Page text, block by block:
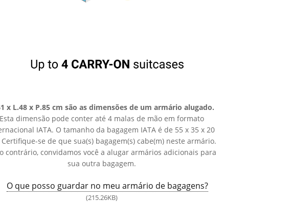
x L.48 x P.85 cm são as dimensões de um armário alugado.
Esta dimensão pode conter até 4 malas de mão em formato
IATA. O tamanho da bagagem IATA é de 55 x 35 x 20
se de que sua(s) bagagem(s) cabe(m) neste armário.
contrário, convidamos você a alugar armários adicionais para
sua outra bagagem.
O que posso guardar no meu armário de bagagens?
(215.26KB)